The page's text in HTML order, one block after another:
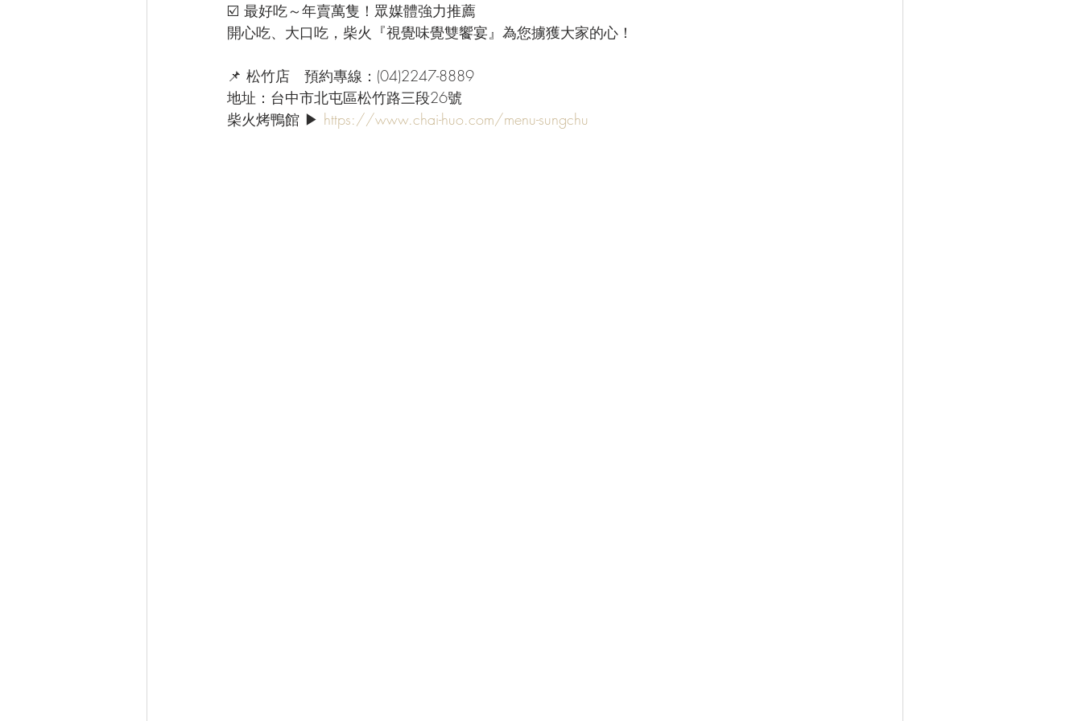
☑️ 最好吃～年賣萬隻！眾媒體強力推薦
開心吃、大口吃，柴火『視覺味覺雙饗宴』為您擄獲大家的心！
📌 松竹店　預約專線：(04)2247-8889
地址：台中市北屯區松竹路三段26號
柴火烤鴨館 ▶ https://www.chai-huo.com/menu-sungchu